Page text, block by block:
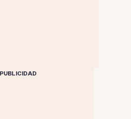
PUBLICIDAD